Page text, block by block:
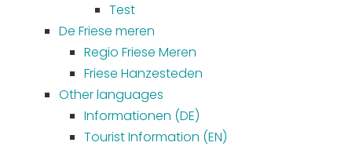
Test
De Friese meren
Regio Friese Meren
Friese Hanzesteden
Other languages
Informationen (DE)
Tourist Information (EN)